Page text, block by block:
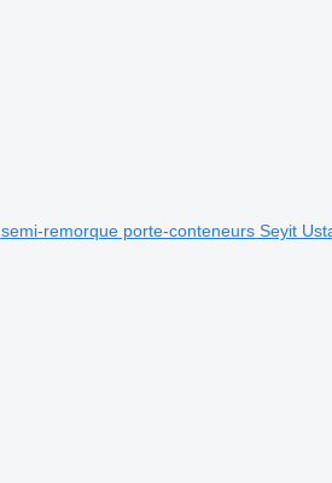
semi-remorque porte-conteneurs Seyit